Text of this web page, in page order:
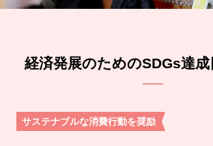
経済発展のためのSDGs達
サステナブルな消費行動を奨励